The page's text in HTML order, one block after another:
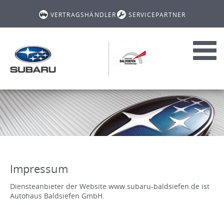
VERTRAGSHÄNDLER SERVICEPARTNER
Impressum
Diensteanbieter der Website www.subaru-baldsiefen.de ist
Autohaus Baldsiefen GmbH.